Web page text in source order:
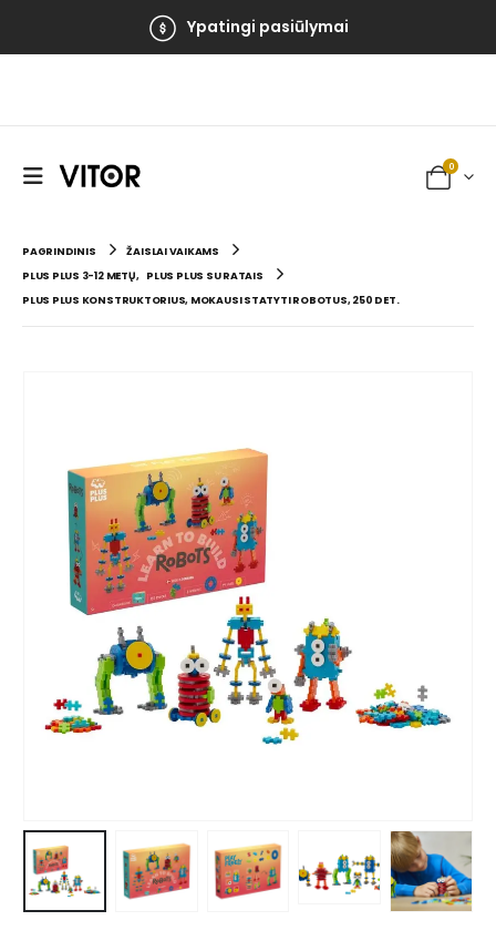
Ypatingi pasiūlymai
0
PAGRINDINIS
ŽAISLAI VAIKAMS
PLUS PLUS 3-12 METŲ, PLUS PLUS SU RATAIS
PLUS PLUS KONSTRUKTORIUS, MOKAUSI STATYTI ROBOTUS, 250 DET.